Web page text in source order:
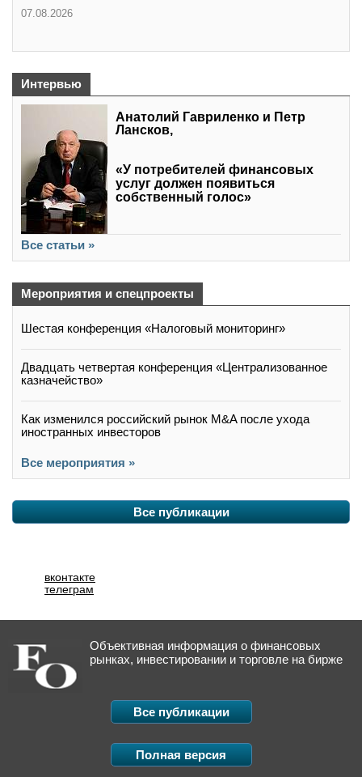
07.08.2026
Интервью
Анатолий Гавриленко и Петр
Лансков,
«У потребителей финансовых
услуг должен появиться
собственный голос»
Все статьи »
Мероприятия и спецпроекты
Шестая конференция «Налоговый мониторинг»
Двадцать четвертая конференция «Централизованное
казначейство»
Как изменился российский рынок M&A после ухода
иностранных инвесторов
Все мероприятия »
Все публикации
вконтакте
телеграм
Объективная информация о финансовых
рынках, инвестировании и торговле на бирже
Все публикации
Полная версия